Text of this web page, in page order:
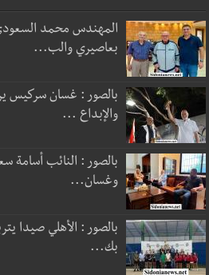
المهندس محمد
بعاصيري والب...
بالصور : غسان سركيس
والإبداع ...
بالصور : النائب
وغسان...
بالصور : الأهلي صيدا
بك...